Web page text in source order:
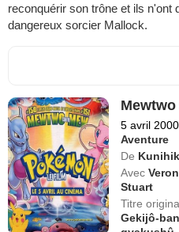
reconquérir son trône et ils n'ont
dangereux sorcier Mallock.
5 avril 2000
Aventure
De
Avec
Stuart
Titre
Gekijô-